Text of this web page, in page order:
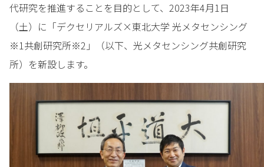
代研究を推進することを目的として、2023年4月1日
（土）に「デクセリアルズ×東北大学 光メタセンシング
※1共創研究所※2」（以下、光メタセンシング共創研究
所）を新設します。